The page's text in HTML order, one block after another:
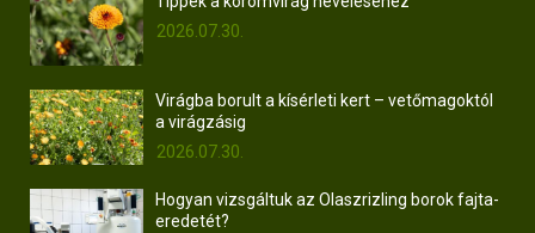
2026.07.30.
Virágba borult a kísérleti kert – vetőmagoktól
a virágzásig
2026.07.30.
Hogyan vizsgáltuk az Olaszrizling borok fajta-
eredetét?